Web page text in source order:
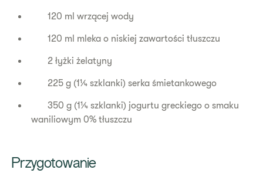
120 ml wrzącej wody
120 ml mleka o niskiej zawartości tłuszczu
2 łyżki żelatyny
225 g (1¼ szklanki) serka śmietankowego
350 g (1¼ szklanki) jogurtu greckiego o smaku
waniliowym 0% tłuszczu
Przygotowanie